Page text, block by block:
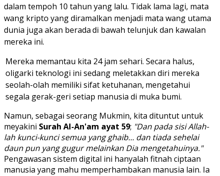
dalam tempoh 10 tahun yang lalu. Tidak lama lagi, mata
wang kripto yang diramalkan menjadi mata wang utama
dunia juga akan berada di bawah telunjuk dan kawalan
mereka ini.
Mereka memantau kita 24 jam sehari. Secara halus,
oligarki teknologi ini sedang meletakkan diri mereka
seolah-olah memiliki sifat ketuhanan, mengetahui
segala gerak-geri setiap manusia di muka bumi.
Namun, sebagai seorang Mukmin, kita dituntut untuk
meyakini Surah Al-An'am ayat 59; "Dan pada sisi Allah-
lah kunci-kunci semua yang ghaib... dan tiada sehelai
daun pun yang gugur melainkan Dia mengetahuinya."
Pengawasan sistem digital ini hanyalah fitnah ciptaan
manusia yang mahu memperhambakan manusia lain. Ia